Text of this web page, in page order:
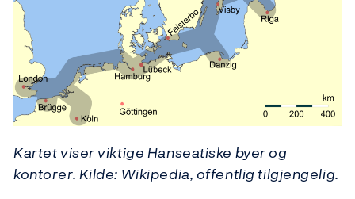
Kartet viser viktige Hanseatiske byer og
kontorer. Kilde: Wikipedia, offentlig tilgjengelig.